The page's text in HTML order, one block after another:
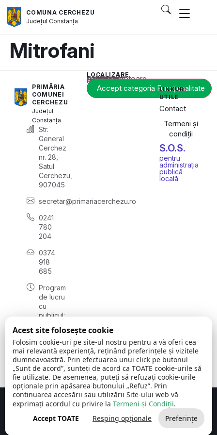
COMUNA CERCHEZU
JudețulConstanța
Mitrofani
PRIMĂRIA
COMUNEI
CERCHEZU
Județul
Constanța
Str.
General
Cerchez
nr. 28,
Satul
Cerchezu,
907045
secretar@primariacerchezu.ro
0241
780
204
0374
918
685
Program
de lucru
cu
publicul:
08:00 -
16:30
, vineri:
08:00 -
14:00
LOCALIZARE
Acest conținut este blocat până când acceptați categoria corespunzătoare de cookie-uri.
Accept categoria Funcționalitate
LINKURI
UTILE
Contact
Termeni și
condiții
S.O.S.
pentru
administrația
publică
locală
Comuna Cerchezu © 2026Toate drepturile rezervate
Concept realizat de Big Media Relații Publice SRL
Acest site folosește cookie
Folosim cookie-uri pe site-ul nostru pentru a vă oferi cea
mai relevantă experiență, reținând preferințele și vizitele
dumneavoastră. Prin efectuarea unui click pe butonul
„Sunt de acord”, sunteți de acord ca TOATE cookie-urile să
fie utilizate. De asemenea, puteți să refuzați cookie-urile
opționale prin apăsarea butonului „Refuz”. Prin
continuarea accesării sau utilizării Site-ului web vă
exprimați acordul cu privire la Termeni și Condiții.
Accept TOATE
Resping opționale Preferințe